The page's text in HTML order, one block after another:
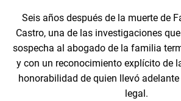
Seis años después de la muerte de
Castro, una de las investigaciones
sospecha al abogado de la familia
y con un reconocimiento explícito de
honorabilidad de quien llevó
legal.